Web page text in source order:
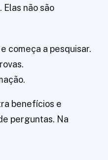
não são
começa a pesquisar.
benefícios e
perguntas. Na